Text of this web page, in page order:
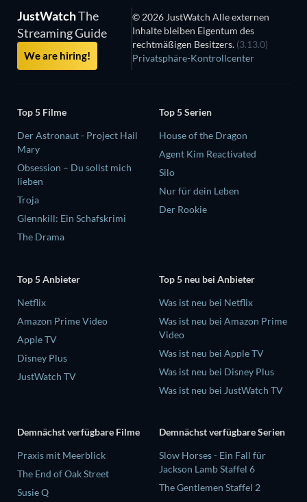
JustWatchThe
Streaming Guide
We are hiring!
© 2026 JustWatch Alle externen
Inhalte bleiben Eigentum des
rechtmäßigen Besitzers. (3.13.0)
Privatsphäre-Kontrollcenter
Top 5 Filme
Der Astronaut - Project Hail
Mary
Obsession – Du sollst mich
lieben
Troja
Glennkill: Ein Schafskrimi
The Drama
Top 5 Serien
House of the Dragon
Agent Kim Reactivated
Silo
Nur für dein Leben
Der Rookie
Top 5 Anbieter
Netflix
Amazon Prime Video
Apple TV
Disney Plus
JustWatch TV
Top 5 neu bei Anbieter
Was ist neu bei Netflix
Was ist neu bei Amazon Prime
Video
Was ist neu bei Apple TV
Was ist neu bei Disney Plus
Was ist neu bei JustWatch TV
Demnächst verfügbare Filme
Praxis mit Meerblick
The End of Oak Street
Susie Q
Demnächst verfügbare Serien
Slow Horses - Ein Fall für
Jackson Lamb Staffel 6
The Gentlemen Staffel 2